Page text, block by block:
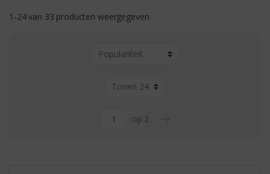
1-24 van 33 producten weergegeven
op 2